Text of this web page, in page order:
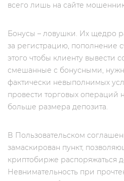
всего лишь на сайте
Бонусы – ловушки. Их щедро
за регистрацию, пополнение
этого чтобы клиенту вывести
смешанные с бонусными,
фактически невыполнимых
провести торговых операций
больше размера депозита.
В Пользовательском
замаскирован пункт,
криптобирже распоряжаться
Невнимательность при